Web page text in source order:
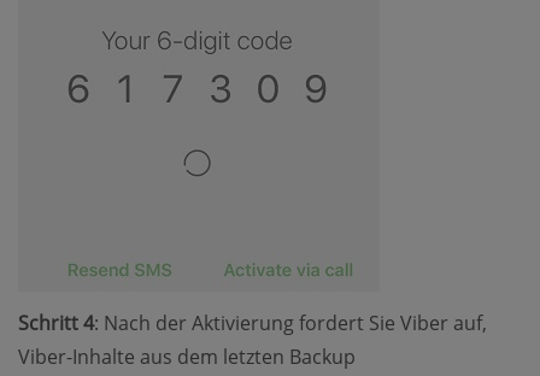
Schritt 4: Nach der Aktivierung fordert Sie Viber auf,
Viber-Inhalte aus dem letzten Backup